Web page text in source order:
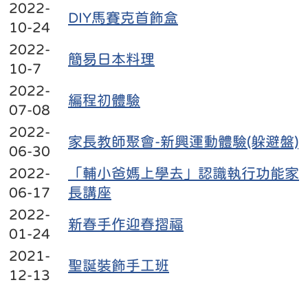
2022-
10-24
DIY馬賽克首飾盒
2022-
10-7
簡易日本料理
2022-
07-08
編程初體驗
2022-
06-30
家長教師聚會-新興運動體驗(躲避盤)
2022-
06-17
「輔小爸媽上學去」認識執行功能家
長講座
2022-
01-24
新春手作迎春摺福
2021-
12-13
聖誕裝飾手工班